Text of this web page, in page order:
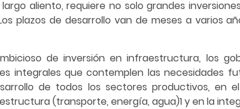
aliento, requiere no solo grandes
plazos de desarrollo van de meses a varios
de inversión en infraestructura, los
integrales que contemplen las necesidades
de todos los sectores productivos, en
(transporte, energía, agua)1 y en la